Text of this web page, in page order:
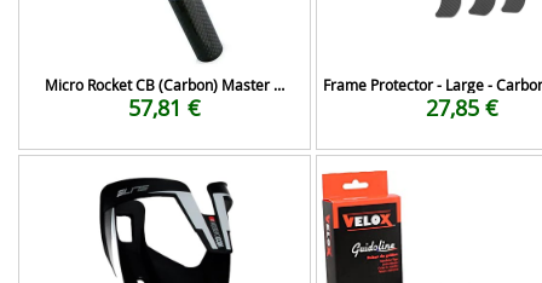
Micro Rocket CB (Carbon) Master …
57,81 €
Frame Protector - Large -
27,85 €